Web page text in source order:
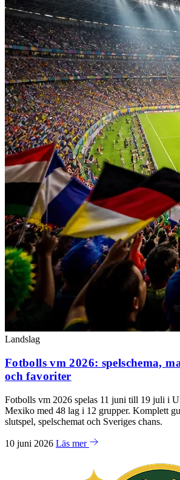
Landslag
Fotbolls vm 2026: spelschema,
och favoriter
Fotbolls vm 2026 spelas 11 juni till 19 juli i
Mexiko med 48 lag i 12 grupper. Komplett
slutspel, spelschemat och Sveriges chans.
10 juni 2026 Läs mer